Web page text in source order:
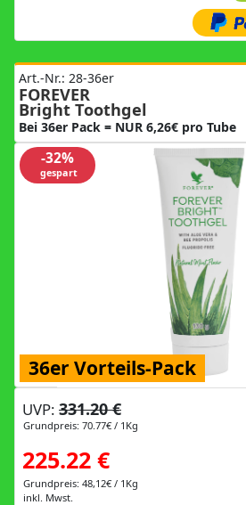
Art.-Nr.: 28-36er
FOREVER
Bright Toothgel
Bei 36er Pack = NUR 6,26€ pro Tube
-32%
gespart
36er Vorteils-Pack
UVP: 331.20 €
Grundpreis: 70.77€ / 1Kg
225.22 €
Grundpreis: 48,12€ / 1Kg
inkl. Mwst.